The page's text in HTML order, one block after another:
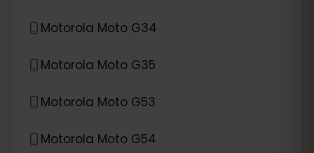
Motorola Moto G34
Motorola Moto G35
Motorola Moto G53
Motorola Moto G54